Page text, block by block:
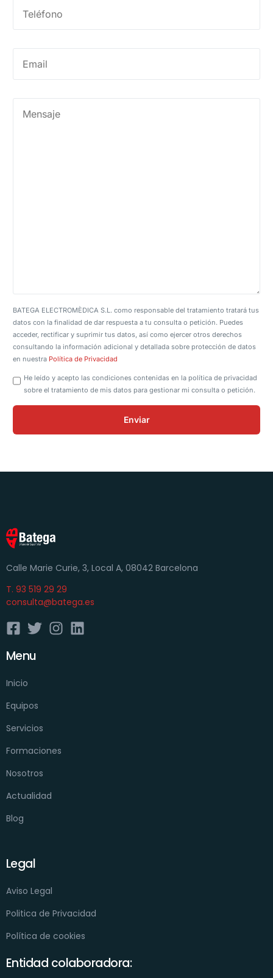
BATEGA ELECTROMÈDICA S.L. como responsable del tratamiento tratará tus
datos con la finalidad de dar respuesta a tu consulta o petición. Puedes
acceder, rectificar y suprimir tus datos, así como ejercer otros derechos
consultando la información adicional y detallada sobre protección de datos
en nuestra Política de Privacidad
He leído y acepto las condiciones contenidas en la política de privacidad
sobre el tratamiento de mis datos para gestionar mi consulta o petición.
Calle Marie Curie, 3, Local A, 08042 Barcelona
T. 93 519 29 29
consulta@batega.es
Menu
Inicio
Equipos
Servicios
Formaciones
Nosotros
Actualidad
Blog
Legal
Aviso Legal
Politica de Privacidad
Política de cookies
Entidad colaboradora: